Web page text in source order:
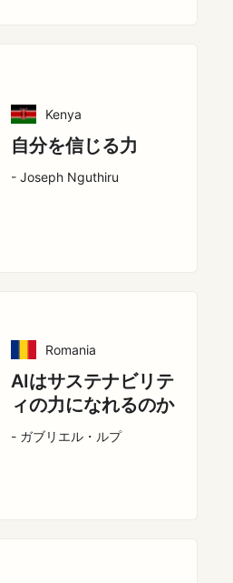
Kenya
自分を信じる力
- Joseph Nguthiru
Romania
AIはサステナビリテ
ィの力になれるのか
- ガブリエル・ルプ